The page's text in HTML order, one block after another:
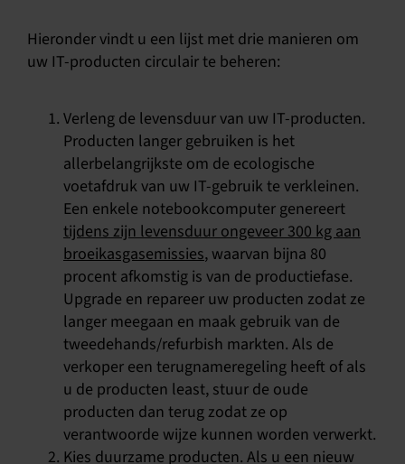
Hieronder vindt u een lijst met drie manieren om
uw IT-producten circulair te beheren:
Verleng de levensduur van uw IT-producten.
Producten langer gebruiken is het
allerbelangrijkste om de ecologische
voetafdruk van uw IT-gebruik te verkleinen.
Een enkele notebookcomputer genereert
tijdens zijn levensduur ongeveer 300 kg aan
broeikasgasemissies, waarvan bijna 80
procent afkomstig is van de productiefase.
Upgrade en repareer uw producten zodat ze
langer meegaan en maak gebruik van de
tweedehands/refurbish markten. Als de
verkoper een terugnameregeling heeft of als
u de producten least, stuur de oude
producten dan terug zodat ze op
verantwoorde wijze kunnen worden verwerkt.
Kies duurzame producten. Als u een nieuw